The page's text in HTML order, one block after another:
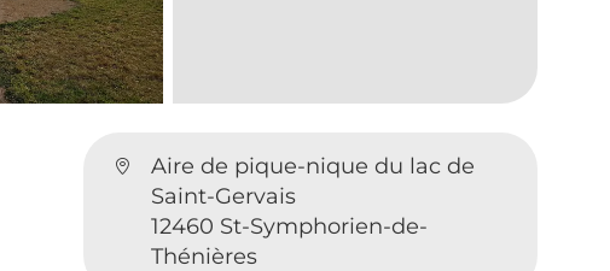
Aire de pique-nique du lac de
Saint-Gervais
12460 St-Symphorien-de-
Thénières